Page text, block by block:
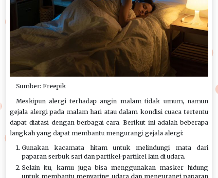
Sumber: Freepik
Meskipun alergi terhadap angin malam tidak umum, namun
gejala alergi pada malam hari atau dalam kondisi cuaca tertentu
dapat diatasi dengan berbagai cara. Berikut ini adalah beberapa
langkah yang dapat membantu mengurangi gejala alergi:
Gunakan kacamata hitam untuk melindungi mata dari
paparan serbuk sari dan partikel-partikel lain di udara.
Selain itu, kamu juga bisa menggunakan masker hidung
untuk membantu menyaring udara dan mengurangi paparan